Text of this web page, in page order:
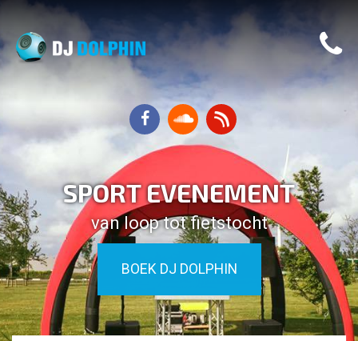
SPORT EVENEMENT
van loop tot fietstocht
BOEK DJ DOLPHIN